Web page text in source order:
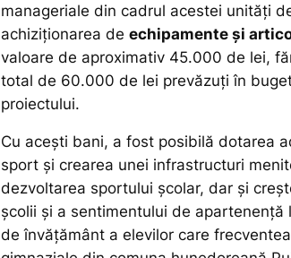
manageriale din cadrul acestei unități
achiziționarea de echipamente și
valoare de aproximativ 45.000 de lei,
total de 60.000 de lei prevăzuți în
proiectului.
Cu acești bani, a fost posibilă dotarea
sport și crearea unei infrastructuri
dezvoltarea sportului școlar, dar și
școlii și a sentimentului de apartenență
de învățământ a elevilor care